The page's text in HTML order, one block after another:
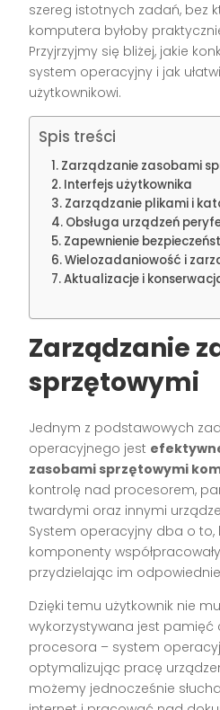
szereg istotnych zadań, bez
komputera byłoby
Przyjrzyjmy się bliżej, jakie
system operacyjny i jak
użytkownikowi.
Spis treści
Zarządzanie zasobami
Interfejs użytkownika
Zarządzanie plikami i
Obsługa urządzeń
Zapewnienie
Wielozadaniowość i
Aktualizacje i
Zarządzanie
sprzętowymi
Jednym z podstawowych
operacyjnego jest
zasobami sprzętowymi
kontrolę nad procesorem,
twardymi oraz innymi
System operacyjny dba o to,
komponenty
przydzielając im
Dzięki temu użytkownik nie
wykorzystywana jest
procesora – system
optymalizując pracę
możemy jednocześnie